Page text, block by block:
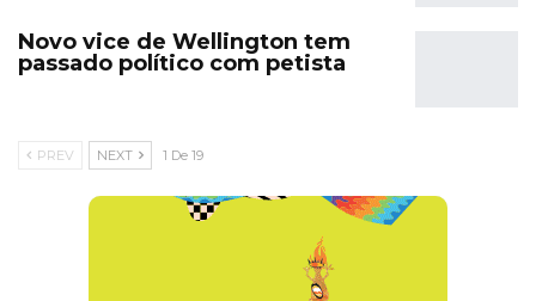
Novo vice de Wellington tem
passado político com petista
PREV NEXT 1 De 19